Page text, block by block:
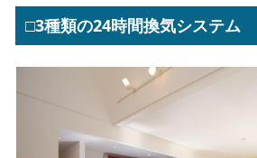
□3種類の24時間換気システム